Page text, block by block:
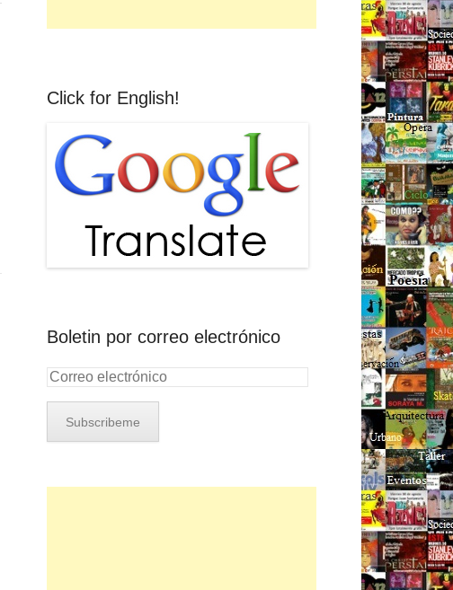
Click for English!
Boletin por correo electrónico